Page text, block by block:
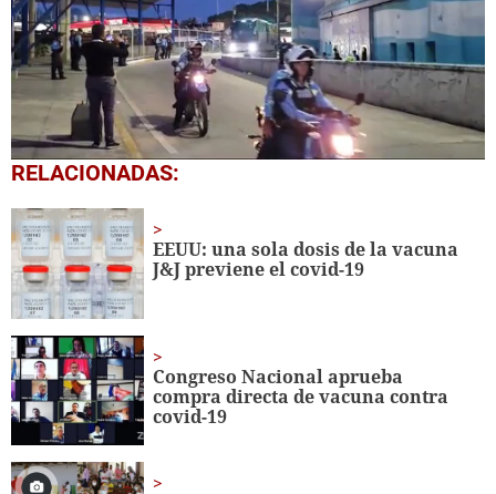
0
seconds
1
minute,
18
seconds
RELACIONADAS:
EEUU: una sola dosis de la vacuna
J&J previene el covid-19
Congreso Nacional aprueba
compra directa de vacuna contra
covid-19